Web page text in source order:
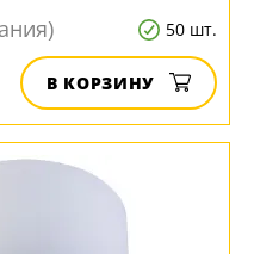
50 шт.
В КОРЗИНУ